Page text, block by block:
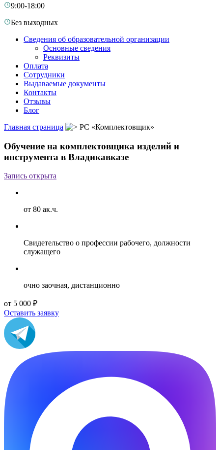
9:00-18:00
Без выходных
Сведения об образовательной организации
Основные сведения
Реквизиты
Оплата
Сотрудники
Выдаваемые документы
Контакты
Отзывы
Блог
Главная страница
РС «Комплектовщик»
Обучение на комплектовщика изделий и
инструмента в Владикавказе
Запись открыта
от 80 ак.ч.
Свидетельство о профессии рабочего, должности
служащего
очно заочная, дистанционно
от 5 000 ₽
Оставить заявку